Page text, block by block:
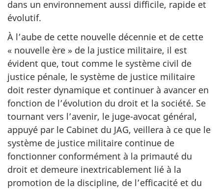
dans un environnement aussi difficile, rapide et
évolutif.
À l’aube de cette nouvelle décennie et de cette
« nouvelle ère » de la justice militaire, il est
évident que, tout comme le système civil de
justice pénale, le système de justice militaire
doit rester dynamique et continuer à avancer en
fonction de l’évolution du droit et la société. Se
tournant vers l’avenir, le juge-avocat général,
appuyé par le Cabinet du JAG, veillera à ce que le
système de justice militaire continue de
fonctionner conformément à la primauté du
droit et demeure inextricablement lié à la
promotion de la discipline, de l’efficacité et du